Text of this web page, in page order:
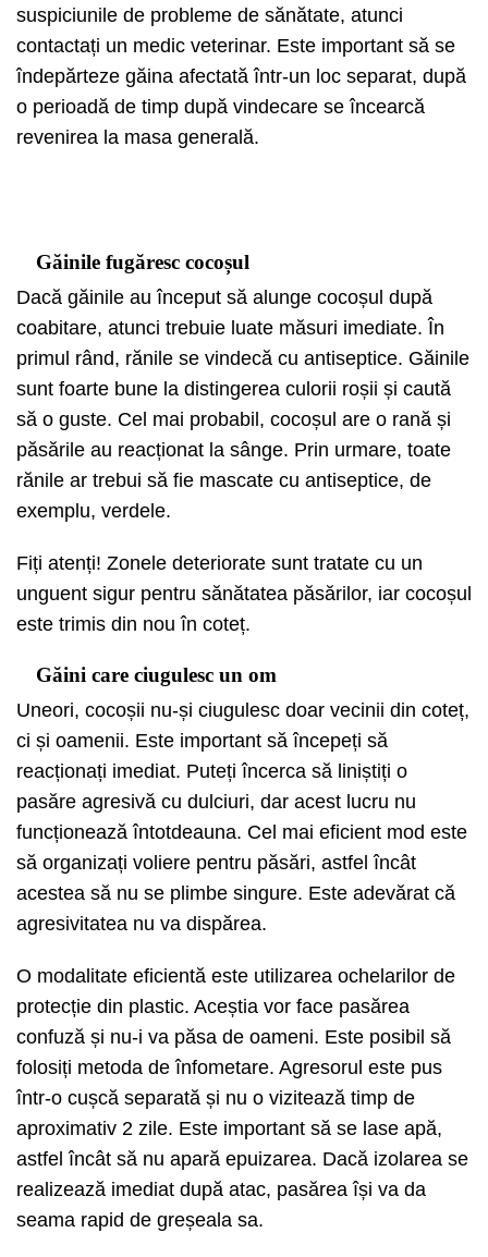
suspiciunile de probleme de sănătate, atunci
contactați un medic veterinar. Este important să se
îndepărteze găina afectată într-un loc separat, după
o perioadă de timp după vindecare se încearcă
revenirea la masa generală.
Găinile fugăresc cocoșul
Dacă găinile au început să alunge cocoșul după
coabitare, atunci trebuie luate măsuri imediate. În
primul rând, rănile se vindecă cu antiseptice. Găinile
sunt foarte bune la distingerea culorii roșii și caută
să o guste. Cel mai probabil, cocoșul are o rană și
păsările au reacționat la sânge. Prin urmare, toate
rănile ar trebui să fie mascate cu antiseptice, de
exemplu, verdele.
Fiți atenți! Zonele deteriorate sunt tratate cu un
unguent sigur pentru sănătatea păsărilor, iar cocoșul
este trimis din nou în coteț.
Găini care ciugulesc un om
Uneori, cocoșii nu-și ciugulesc doar vecinii din coteț,
ci și oamenii. Este important să începeți să
reacționați imediat. Puteți încerca să liniștiți o
pasăre agresivă cu dulciuri, dar acest lucru nu
funcționează întotdeauna. Cel mai eficient mod este
să organizați voliere pentru păsări, astfel încât
acestea să nu se plimbe singure. Este adevărat că
agresivitatea nu va dispărea.
O modalitate eficientă este utilizarea ochelarilor de
protecție din plastic. Aceștia vor face pasărea
confuză și nu-i va păsa de oameni. Este posibil să
folosiți metoda de înfometare. Agresorul este pus
într-o cușcă separată și nu o vizitează timp de
aproximativ 2 zile. Este important să se lase apă,
astfel încât să nu apară epuizarea. Dacă izolarea se
realizează imediat după atac, pasărea își va da
seama rapid de greșeala sa.